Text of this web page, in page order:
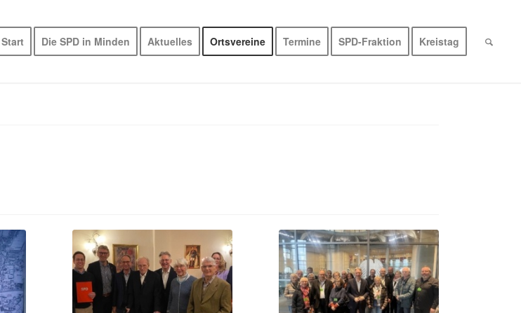
Start Die SPD in Minden Aktuelles Ortsvereine Termine SPD-Fraktion Kreistag